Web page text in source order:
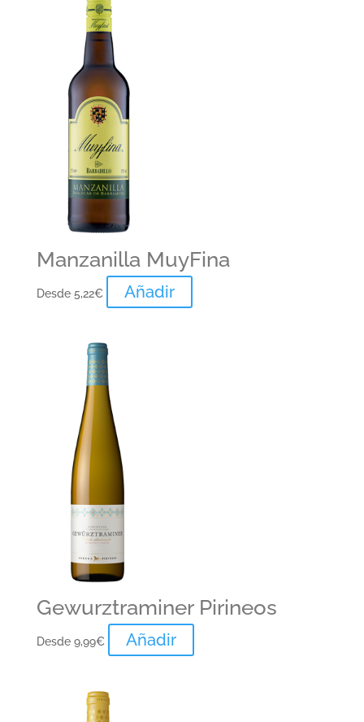
Manzanilla MuyFina
Desde 5,22€ Añadir
Gewurztraminer Pirineos
Desde 9,99€ Añadir